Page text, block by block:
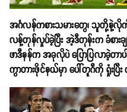
အင်္ဂလန်ကစားသမားတွေ၊ သူတို့နဲ့
လန့်တုန်လှုပ်ခဲ့ပြီး အဲ့ဒီတုန်းက ခံစ
ဖာဒီနန်က အခုလိုပဲ ပြောပြလာခဲ့တ
ကွာတားဖိုင်နယ်မှာ ပေါ်တူဂီကို ရှုံးပ